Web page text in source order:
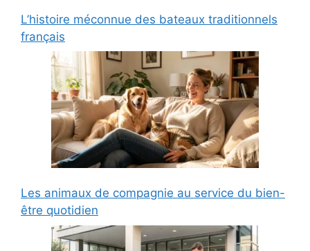
L’histoire méconnue des bateaux traditionnels
français
Les animaux de compagnie au service du bien-
être quotidien